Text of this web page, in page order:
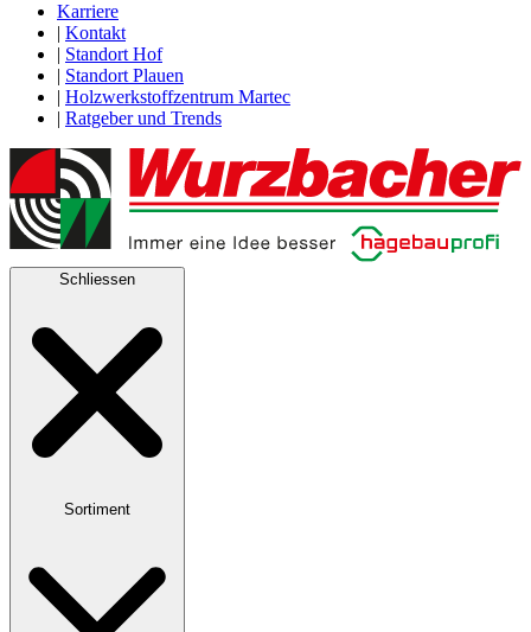
Karriere
| Kontakt
| Standort Hof
| Standort Plauen
| Holzwerkstoffzentrum Martec
| Ratgeber und Trends
Schliessen
Sortiment